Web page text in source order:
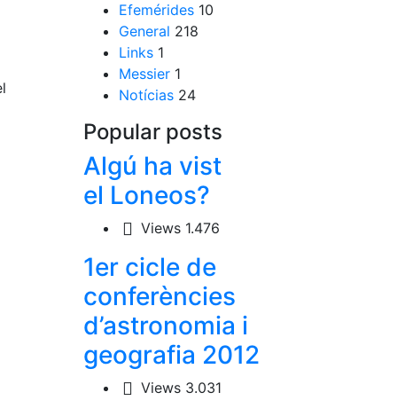
Efemérides 10
General 218
Links 1
Messier 1
Notícias 24
Popular posts
Algú ha vist
el Loneos?
Views 1.476
1er cicle de
conferències
d’astronomia i
geografia 2012
Views 3.031